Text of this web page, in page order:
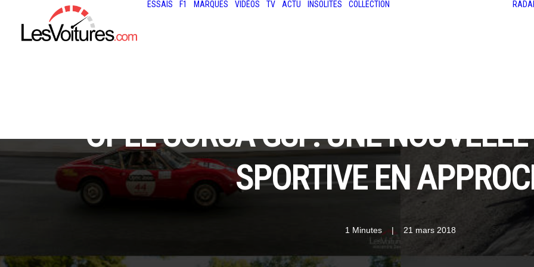
ESSAIS F1 MARQUES VIDÉOS TV ACTU INSOLITES COLLECTION
OPEL CORSA GSI : UNE
SPORTIVE EN
1 Minutes | 21 mars 2018